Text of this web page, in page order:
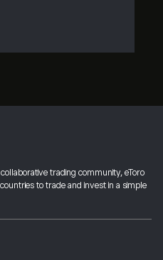
trading community, eToro
to trade and invest in a simple